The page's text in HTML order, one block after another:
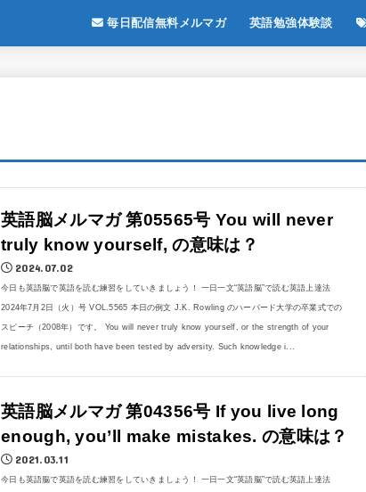
毎日配信無料メルマガ 英語勉強体験談
英語脳メルマガ 第05565号 You will never
truly know yourself, の意味は？
2024.07.02
今日も英語脳で英語を読む練習をしていきましょう！ 一日一文“英語脳”で読む英語上達法
2024年7月2日（火）号 VOL.5565 本日の例文 J.K. Rowling のハーバード大学の卒業式での
スピーチ（2008年）です。 You will never truly know yourself, or the strength of your
relationships, until both have been tested by adversity. Such knowledge i...
英語脳メルマガ 第04356号 If you live long
enough, you’ll make mistakes. の意味は？
2021.03.11
今日も英語脳で英語を読む練習をしていきましょう！ 一日一文“英語脳”で読む英語上達法